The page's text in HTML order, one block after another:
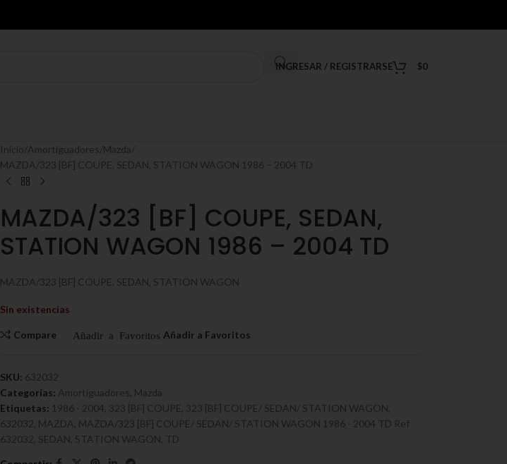
INGRESAR / REGISTRARSE $0
Inicio Amortiguadores Mazda
MAZDA/323 [BF] COUPE, SEDAN, STATION WAGON 1986 – 2004 TD
MAZDA/323 [BF] COUPE, SEDAN,
STATION WAGON 1986 – 2004 TD
MAZDA/323 [BF] COUPE, SEDAN, STATION WAGON
Sin existencias
Compare
SKU: 632032
Categorías: Amortiguadores Mazda
Etiquetas: 1986 - 2004 323 [BF] COUPE 323 [BF] COUPE/ SEDAN/ STATION WAGON
632032 MAZDA MAZDA/323 [BF] COUPE/ SEDAN/ STATION WAGON 1986 - 2004 TD Ref
632032 SEDAN STATION WAGON TD